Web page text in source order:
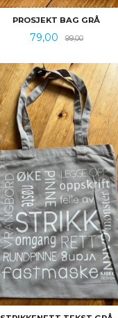
PROSJEKT BAG GRÅ
Tilbud
79,00 99,00Rabatt